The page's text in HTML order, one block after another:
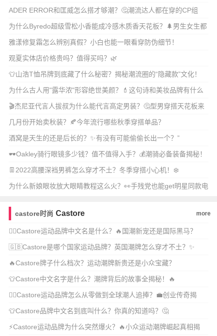
ADER ERROR和匡威怎么搭才够潮？🤔潮流达人都在穿的CP组
合！
为什么Byredo超级雪松小香能成冷感木质香天花板？🌲男生女生都
爱的中性香到
雅漾修复霜怎么辨别真假？小白也能一眼看穿防伪细节！
观夏实体店价格贵吗？值得买吗？🌿
👕山浩T恤吊牌到底藏了什么秘密？揭秘潮流圈的“隐藏款”文化！
为什么古人用"露华浓"形容绝世美颜？💄这句诗和美妆品牌有什么
神秘关联？🔥
🎬杰尼亚代言人拔叔为什么能代言高定男装？🤔型男穿搭天花板来
了！
几月份开始卖秋装？🍂今年流行哪些秋季穿搭单品？
酒窝是天生的还是后长的？✨有没有可能偷偷长出一个？”
🕶️Oakley骑行眼镜多少钱？值不值得入手？💰潮骑必备装备揭秘！
👖2022高腰深裆男裤怎么穿才不土？冬季穿搭小心机！❄️
为什么新娘眼妆放大眼睛教程这么火？👀手残党也能get明星同款电
castore时尚 Castore more
🏃‍♂️Castore运动品牌中文名是什么？🔥国潮新宠还是国际黑马？
🇬🇧Castore是哪个国家运动品牌？英国潮牌怎么穿才不土？✨
🔥Castore牌子什么档次？运动潮牌新贵还是小众宝藏？
👕Castore中文名字是什么？潮牌背后的故事全揭秘！🔥
🏃‍♂️Castore运动品牌怎么从零做到全球潮人追捧？💼创业传奇揭
秘！
👕Castore品牌中文名到底叫什么？你真的知道吗？🤔
⚡Castore运动品牌为什么突然爆火？🔥小众运动潮牌崛起真相揭